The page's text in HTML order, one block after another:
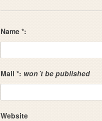
Name *:
Mail *: won´t be published
Website